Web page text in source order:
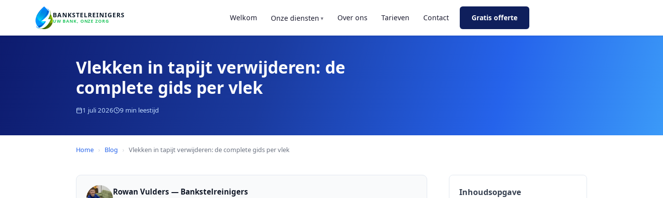
BANKSTELREINIGERS
UW BANK, ONZE ZORG Welkom Onze diensten Over ons Tarieven Contact Gratis offerte
Vlekken in tapijt verwijderen: de
complete gids per vlek
1 juli 2026 9 min leestijd
Home › Blog › Vlekken in tapijt verwijderen: de complete gids per vlek
Rowan Vulders — Bankstelreinigers Inhoudsopgave